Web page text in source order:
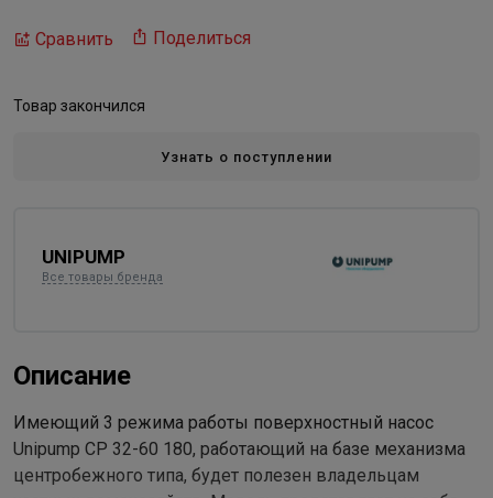
Сравнить Поделиться
Товар закончился
Узнать о поступлении
UNIPUMP
Все товары бренда
Описание
Имеющий 3 режима работы поверхностный насос
Unipump CP 32-60 180, работающий на базе механизма
центробежного типа, будет полезен владельцам